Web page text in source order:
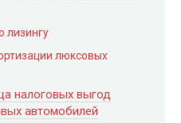
лизингу
люксовых
налоговых выгод
автомобилей